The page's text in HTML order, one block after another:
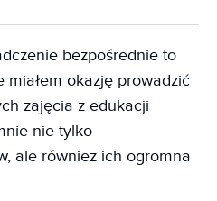
bezpośrednie to
miałem okazję prowadzić
zajęcia z edukacji
nie tylko
ale również ich ogromna